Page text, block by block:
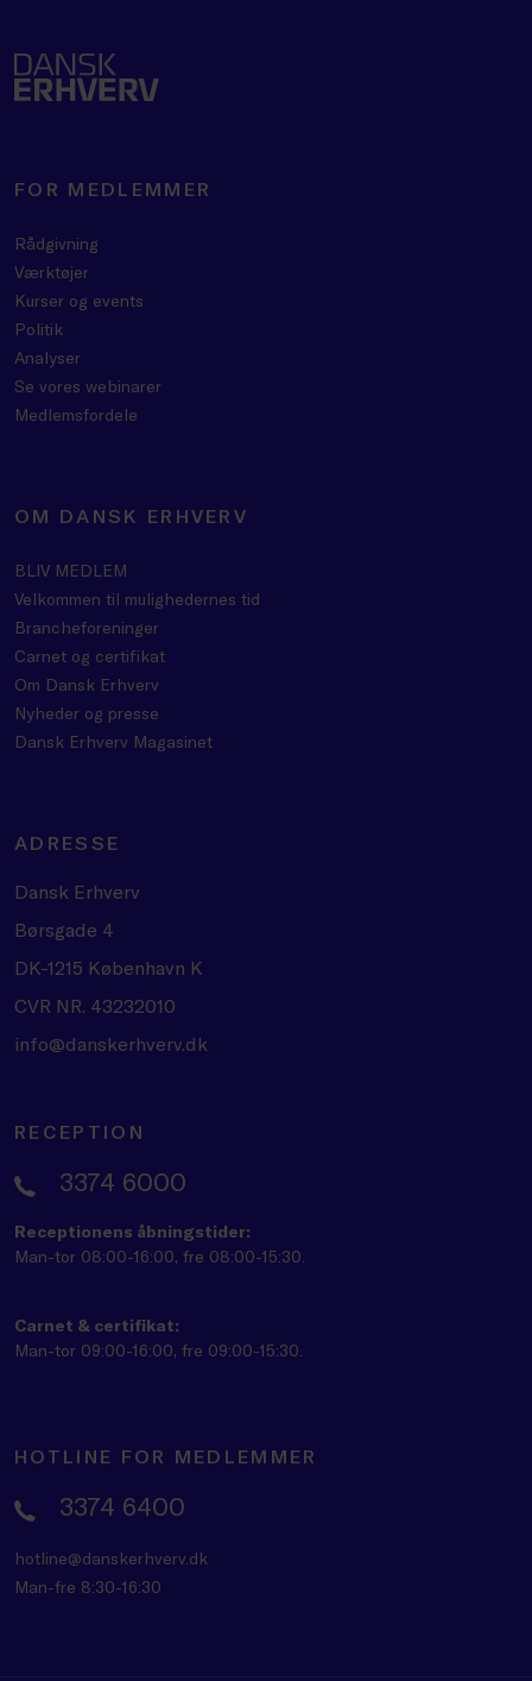
FOR MEDLEMMER
Rådgivning
Værktøjer
Kurser og events
Politik
Analyser
Se vores webinarer
Medlemsfordele
OM DANSK ERHVERV
BLIV MEDLEM
Velkommen til mulighedernes tid
Brancheforeninger
Carnet og certifikat
Om Dansk Erhverv
Nyheder og presse
Dansk Erhverv Magasinet
ADRESSE
Dansk Erhverv
Børsgade 4
DK-1215 København K
CVR NR. 43232010
info@danskerhverv.dk
RECEPTION
3374 6000
Receptionens åbningstider:
Man-tor 08:00-16:00, fre 08:00-15:30.
Carnet & certifikat:
Man-tor 09:00-16:00, fre 09:00-15:30.
HOTLINE FOR MEDLEMMER
3374 6400
hotline@danskerhverv.dk
Man-fre 8:30-16:30